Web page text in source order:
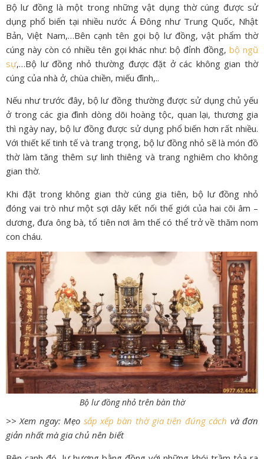
Bộ lư đồng là một trong những vật dụng thờ cúng được sử
dụng phổ biến tại nhiều nước Á Đông như Trung Quốc, Nhật
Bản, Việt Nam,…Bên cạnh tên gọi bộ lư đồng, vật phẩm thờ
cúng này còn có nhiều tên gọi khác như: bộ đỉnh đồng,bộ ngũ
sự,…Bộ lư đồng nhỏ thường được đặt ở các không gian thờ
cúng của nhà ở, chùa chiền, miếu đình,..
Nếu như trước đây, bộ lư đồng thường được sử dụng chủ yếu
ở trong các gia đình dòng dõi hoàng tộc, quan lại, thương gia
thì ngày nay, bộ lư đồng được sử dụng phổ biến hơn rất nhiều.
Với thiết kế tinh tế và trang trọng, bộ lư đồng nhỏ sẽ là món đồ
thờ làm tăng thêm sự linh thiêng và trang nghiêm cho không
gian thờ.
Khi đặt trong không gian thờ cúng gia tiên, bộ lư đồng nhỏ
đóng vai trò như một sợi dây kết nối thế giới của hai cõi âm –
dương, đưa ông bà, tổ tiên nơi âm thế có thể trở về thăm nom
con cháu.
Bộ lư đồng nhỏ trên bàn thờ
>> Xem ngay: Mẹo sắp xếp bàn thờ gia tiên đúng cách và đơn
giản nhất mà gia chủ nên biết